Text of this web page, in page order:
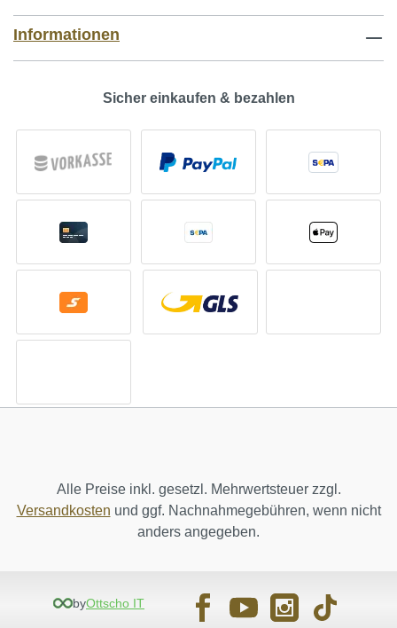
Informationen
Sicher einkaufen & bezahlen
Alle Preise inkl. gesetzl. Mehrwertsteuer zzgl.
Versandkosten und ggf. Nachnahmegebühren, wenn nicht
anders angegeben.
byOttscho IT